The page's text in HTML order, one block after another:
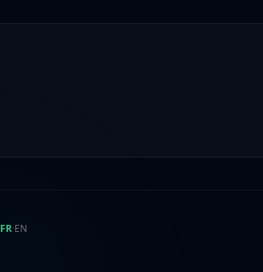
FR·EN